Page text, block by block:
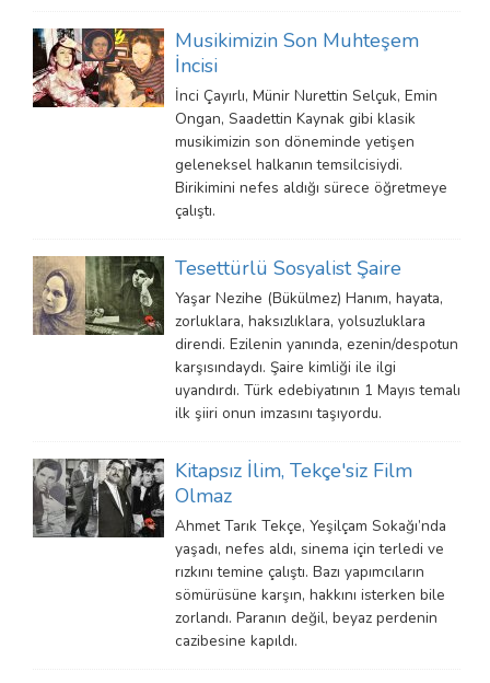
Musikimizin Son Muhteşem
İncisi
İnci Çayırlı, Münir Nurettin Selçuk, Emin
Ongan, Saadettin Kaynak gibi klasik
musikimizin son döneminde yetişen
geleneksel halkanın temsilcisiydi.
Birikimini nefes aldığı sürece öğretmeye
çalıştı.
Tesettürlü Sosyalist Şaire
Yaşar Nezihe (Bükülmez) Hanım, hayata,
zorluklara, haksızlıklara, yolsuzluklara
direndi. Ezilenin yanında, ezenin/despotun
karşısındaydı. Şaire kimliği ile ilgi
uyandırdı. Türk edebiyatının 1 Mayıs temalı
ilk şiiri onun imzasını taşıyordu.
Kitapsız İlim, Tekçe'siz Film
Olmaz
Ahmet Tarık Tekçe, Yeşilçam Sokağı’nda
yaşadı, nefes aldı, sinema için terledi ve
rızkını temine çalıştı. Bazı yapımcıların
sömürüsüne karşın, hakkını isterken bile
zorlandı. Paranın değil, beyaz perdenin
cazibesine kapıldı.